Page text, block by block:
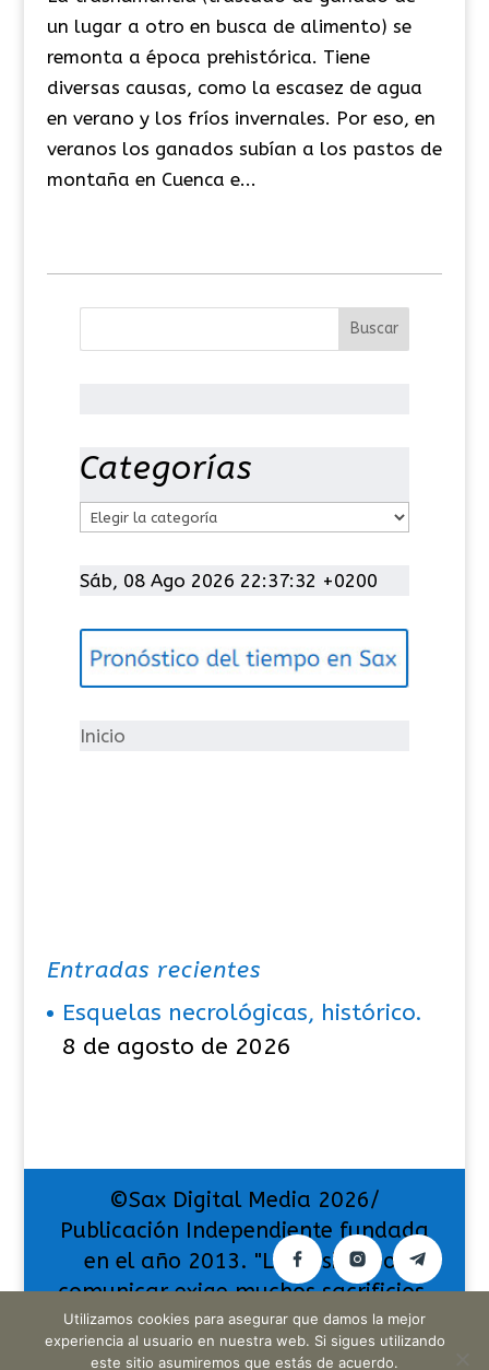
un lugar a otro en busca de alimento) se
remonta a época prehistórica. Tiene
diversas causas, como la escasez de agua
en verano y los fríos invernales. Por eso, en
veranos los ganados subían a los pastos de
montaña en Cuenca e...
Categorías
t
g
í
Sáb, 08 Ago 2026 22:37:32 +0200
Inicio
Entradas recientes
Esquelas necrológicas, histórico.
8 de agosto de 2026
©Sax Digital Media 2026/
Publicación Independiente fundada
en el año 2013. "La pasión por
comunicar exige muchos sacrificios,
pero también da muchas
satisfacciones".
Utilizamos cookies para asegurar que damos la mejor
experiencia al usuario en nuestra web. Si sigues utilizando
este sitio asumiremos que estás de acuerdo.